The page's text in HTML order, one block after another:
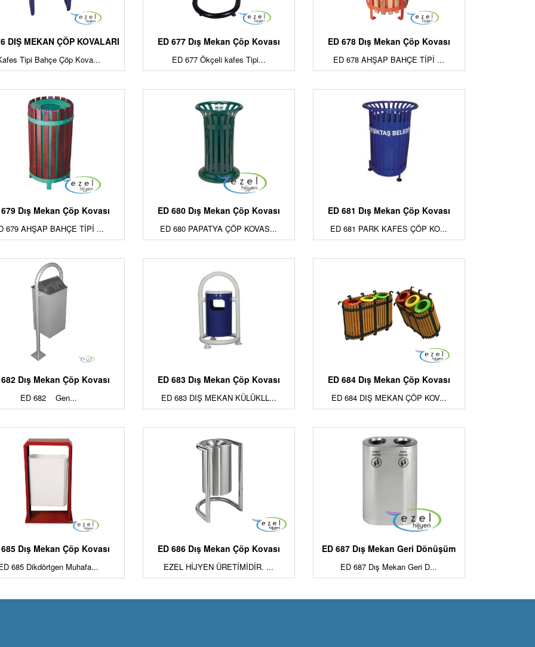
DIŞ MEKAN ÇÖP KOVALARI
Tipi Bahçe Çöp Kova...
ED 677 Dış Mekan Çöp Kovası
ED 677 Ökçeli kafes Tipi...
ED 678 Dış Mekan Çöp Kovası
ED 678 AHŞAP BAHÇE TİPİ ...
Dış Mekan Çöp Kovası
679 AHŞAP BAHÇE TİPİ ...
ED 680 Dış Mekan Çöp Kovası
ED 680 PAPATYA ÇÖP KOVAS...
ED 681 Dış Mekan Çöp Kovası
ED 681 PARK KAFES ÇÖP KO...
Dış Mekan Çöp Kovası
ED 682 Gen...
ED 683 Dış Mekan Çöp Kovası
ED 683 DIŞ MEKAN KÜLÜKLL...
ED 684 Dış Mekan Çöp Kovası
ED 684 DIŞ MEKAN ÇÖP KOV...
Dış Mekan Çöp Kovası
685 Dikdörtgen Muhafa...
ED 686 Dış Mekan Çöp Kovası
EZEL HİJYEN ÜRETİMİDİR. ...
ED 687 Dış Mekan Geri Dönüşüm
ED 687 Dış Mekan Geri D...